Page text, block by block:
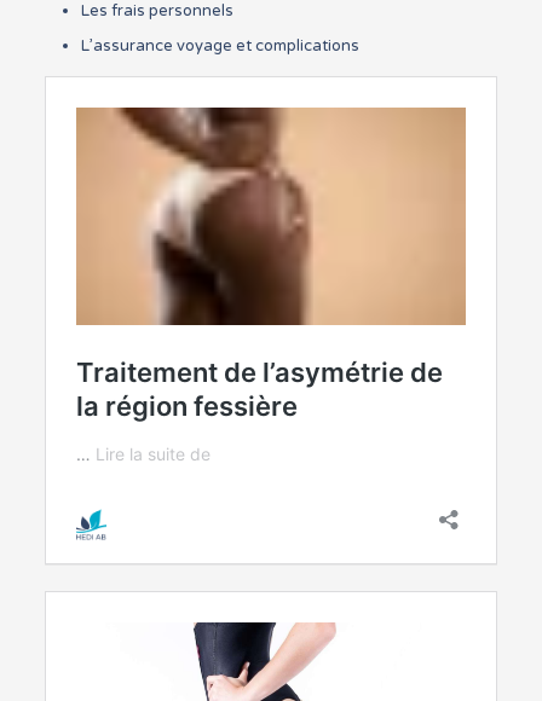
Les frais personnels
L’assurance voyage et complications